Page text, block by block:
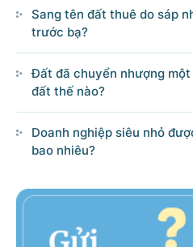
Sang tên đất thuê do sáp
trước bạ?
Đất đã chuyển nhượng
đất thế nào?
Doanh nghiệp siêu nhỏ
bao nhiêu?